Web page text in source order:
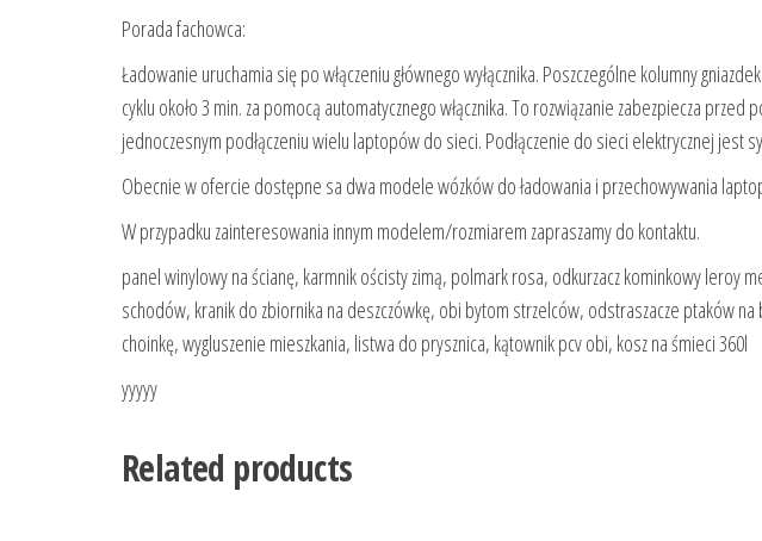
Porada fachowca:
Ładowanie uruchamia się po włączeniu głównego wyłącznika. Poszczególne kolumny
cyklu około 3 min. za pomocą automatycznego włącznika. To rozwiązanie zabezpiecza
jednoczesnym podłączeniu wielu laptopów do sieci. Podłączenie do sieci elektrycznej jest
Obecnie w ofercie dostępne sa dwa modele wózków do ładowania i przechowywania
W przypadku zainteresowania innym modelem/rozmiarem zapraszamy do kontaktu.
panel winylowy na ścianę, karmnik ościsty zimą, polmark rosa, odkurzacz kominkowy leroy
schodów, kranik do zbiornika na deszczówkę, obi bytom strzelców, odstraszacze ptaków
choinkę, wygluszenie mieszkania, listwa do prysznica, kątownik pcv obi, kosz na śmieci 360l
yyyyy
Related products